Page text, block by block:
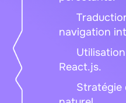
navigation
React.js.
Stratégie